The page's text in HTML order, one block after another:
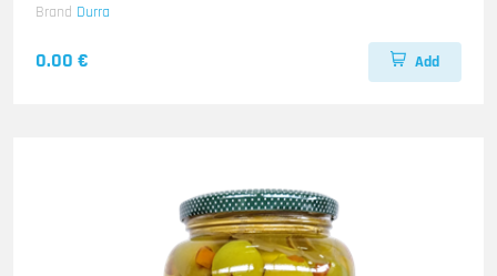
Brand Durra
0.00 € Add